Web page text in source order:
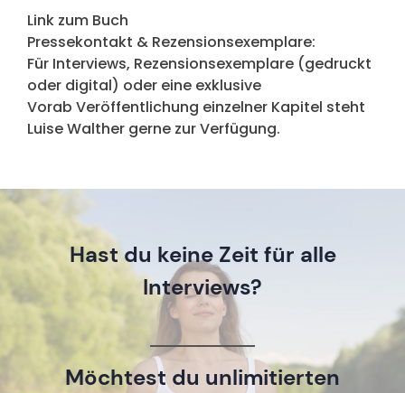
Link zum Buch
Pressekontakt & Rezensionsexemplare:
Für Interviews, Rezensionsexemplare (gedruckt
oder digital) oder eine exklusive
Vorab Veröffentlichung einzelner Kapitel steht
Luise Walther gerne zur Verfügung.
Hast du keine Zeit für alle
Interviews?
Möchtest du unlimitierten